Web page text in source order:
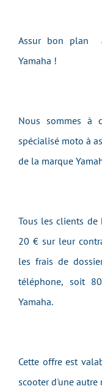
Assur bon plan
Yamaha !
Nous sommes à
spécialisé moto à
de la marque
Tous les clients de
20 € sur leur
les frais de
téléphone, soit
Yamaha.
Cette offre est
scooter d'une autre